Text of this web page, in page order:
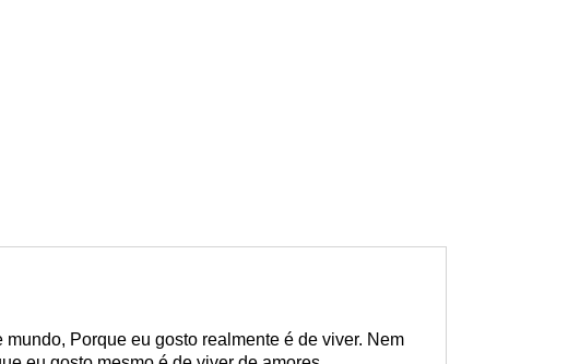
mundo, Porque eu gosto realmente é de viver. Nem